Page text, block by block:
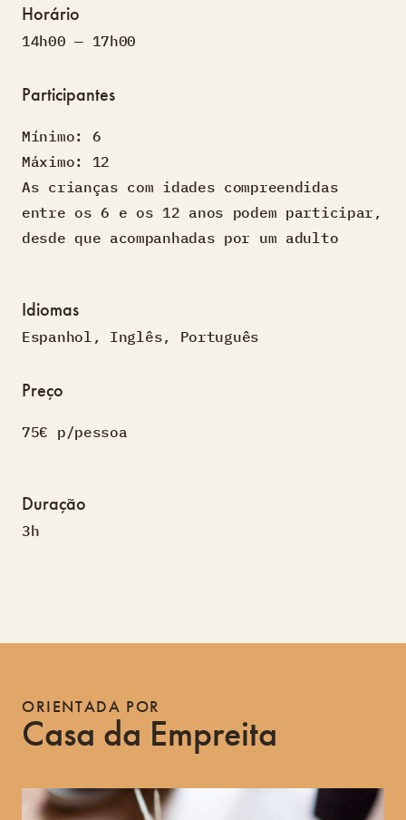
Horário
14h00 — 17h00
Participantes
Mínimo: 6
Máximo: 12
As crianças com idades compreendidas
entre os 6 e os 12 anos podem participar,
desde que acompanhadas por um adulto
Idiomas
Espanhol , Inglês, Português
Preço
75€ p/pessoa
Duração
3h
ORIENTADA POR
Casa da Empreita